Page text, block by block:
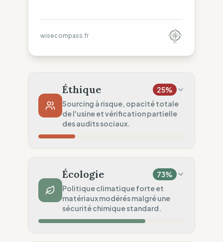
wisecompass.fr
Éthique 25%
Sourcing à risque, opacité totale
de l'usine et vérification partielle
des audits sociaux.
Violations régulières (Pays mixtes)
Traçabilité
Aucune donnée usine publiée.
Audits Sociaux
Écologie 73%
Politique climatique forte et
matériaux modérés malgré une
sécurité chimique standard.